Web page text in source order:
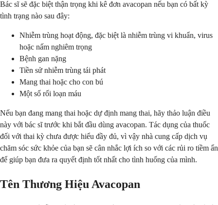
Bác sĩ sẽ đặc biệt thận trọng khi kê đơn avacopan nếu bạn có bất kỳ
tình trạng nào sau đây:
Nhiễm trùng hoạt động, đặc biệt là nhiễm trùng vi khuẩn, virus
hoặc nấm nghiêm trọng
Bệnh gan nặng
Tiền sử nhiễm trùng tái phát
Mang thai hoặc cho con bú
Một số rối loạn máu
Nếu bạn đang mang thai hoặc dự định mang thai, hãy thảo luận điều
này với bác sĩ trước khi bắt đầu dùng avacopan. Tác dụng của thuốc
đối với thai kỳ chưa được hiểu đầy đủ, vì vậy nhà cung cấp dịch vụ
chăm sóc sức khỏe của bạn sẽ cân nhắc lợi ích so với các rủi ro tiềm ẩn
để giúp bạn đưa ra quyết định tốt nhất cho tình huống của mình.
Tên Thương Hiệu Avacopan